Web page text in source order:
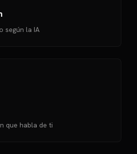
según la IA
que habla de ti